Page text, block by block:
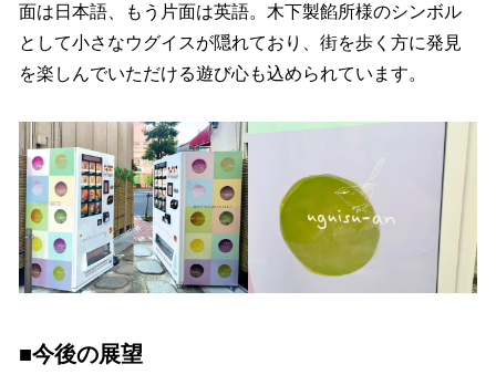
面は日本語、もう片面は英語。木下製餡所様のシンボル
として小さなウグイスが隠れており、街を歩く方に発見
を楽しんでいただける遊び心も込められています。
■今後の展望